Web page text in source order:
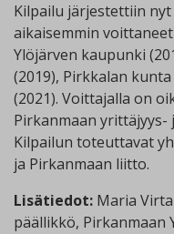
Kilpailu järjestettiin
aikaisemmin
Ylöjärven kaupunki
(2019), Pirkkalan
(2021). Voittajalla on
Pirkanmaan
Kilpailun toteuttavat
ja Pirkanmaan liitto.
Lisätiedot: Maria
päällikkö, Pirkanmaan